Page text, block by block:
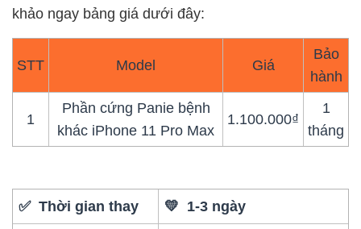
khảo ngay bảng giá dưới đây:
STT Model Giá
Bảo
hành
1
Phần cứng Panie bệnh
khác iPhone 11 Pro Max
1.100.000₫
1
tháng
✅ Thời gian thay 💛 1-3 ngày